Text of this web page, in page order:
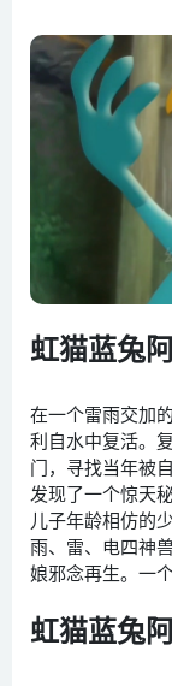
虹猫蓝兔
在一个雷雨交加
利自水中复活。
门，寻找当年被
发现了一个惊天
儿子年龄相仿的
雨、雷、电四神
娘邪念再生。一
虹猫蓝兔